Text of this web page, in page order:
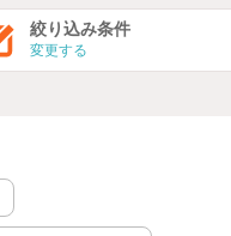
絞り込み条件
変更する